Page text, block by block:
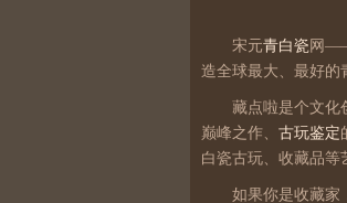
宋元青白瓷网
造全球最大、最好的
藏点啦是个文化
巅峰之作、 古玩鉴定
白瓷古玩、收藏品等
如果你是收藏家